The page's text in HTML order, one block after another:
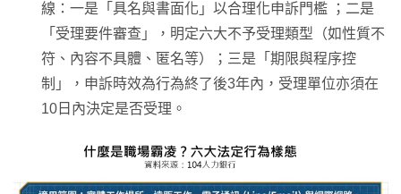
線：一是「具名與書面化」以合理化申訴門檻 ；二是
「受理要件審查」，明定六大不予受理類型（如性質不
符、內容不具體、匿名等）；三是「期限與程序控
制」，申訴時效為行為終了後3年內，受理單位亦須在
10日內決定是否受理。